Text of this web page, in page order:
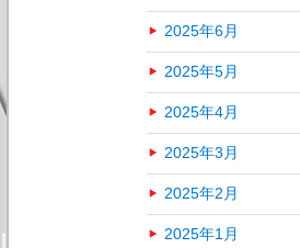
2025年6月
2025年5月
2025年4月
2025年3月
2025年2月
2025年1月